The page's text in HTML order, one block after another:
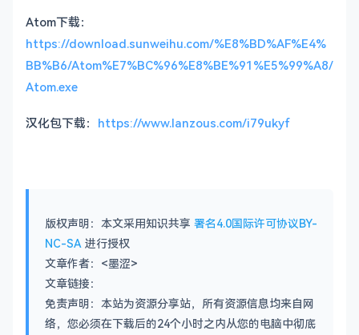
Atom下载：
https://download.sunweihu.com/%E8%BD%AF%E4%
BB%B6/Atom%E7%BC%96%E8%BE%91%E5%99%A8/
Atom.exe
汉化包下载： https://www.lanzous.com/i79ukyf
版权声明：本文采用知识共享 署名4.0国际许可协议BY-
NC-SA 进行授权
文章作者：<墨涩>
文章链接：
免责声明：本站为资源分享站，所有资源信息均来自网
络，您必须在下载后的24个小时之内从您的电脑中彻底